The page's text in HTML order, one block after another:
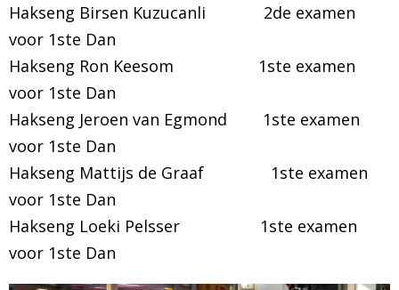
Hakseng Birsen Kuzucanli 2de examen
voor 1ste Dan
Hakseng Ron Keesom 1ste examen
voor 1ste Dan
Hakseng Jeroen van Egmond 1ste examen
voor 1ste Dan
Hakseng Mattijs de Graaf 1ste examen
voor 1ste Dan
Hakseng Loeki Pelsser 1ste examen
voor 1ste Dan